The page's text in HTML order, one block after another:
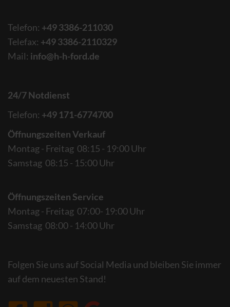
Telefon: +49 3386-211030
Telefax: +49 3386-2110329
Mail: info@h-h-ford.de
24/7 Notdienst
Telefon: +49 171-6774700
Öffnungszeiten Verkauf
Montag - Freitag 08:15 - 19:00 Uhr
Samstag 08:15 - 15:00 Uhr
Öffnungszeiten Service
Montag - Freitag 07:00- 19:00 Uhr
Samstag 08:00 - 14:00 Uhr
Folgen Sie uns auf Social Media und bleiben Sie immer
auf dem neuesten Stand!